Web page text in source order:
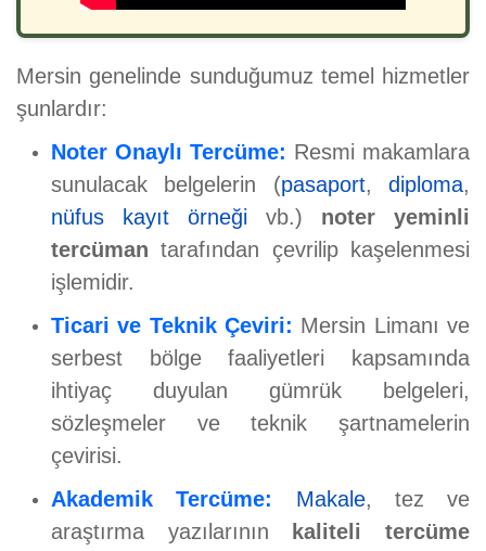
Mersin genelinde sunduğumuz temel hizmetler
şunlardır:
Noter Onaylı Tercüme: Resmi makamlara
sunulacak belgelerin (pasaport,diploma,
nüfus kayıt örneği vb.) noter yeminli
tercüman tarafından çevrilip kaşelenmesi
işlemidir.
Ticari ve Teknik Çeviri: Mersin Limanı ve
serbest bölge faaliyetleri kapsamında
ihtiyaç duyulan gümrük belgeleri,
sözleşmeler ve teknik şartnamelerin
çevirisi.
Akademik Tercüme:
Makale, tez ve
araştırma yazılarının
kaliteli tercüme